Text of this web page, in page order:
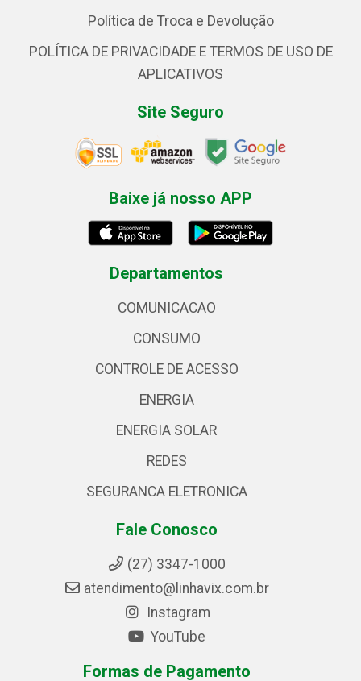
Política de Troca e Devolução
POLÍTICA DE PRIVACIDADE E TERMOS DE USO DE
APLICATIVOS
Site Seguro
Baixe já nosso APP
Departamentos
COMUNICACAO
CONSUMO
CONTROLE DE ACESSO
ENERGIA
ENERGIA SOLAR
REDES
SEGURANCA ELETRONICA
Fale Conosco
(27) 3347-1000
atendimento@linhavix.com.br
Instagram
YouTube
Formas de Pagamento